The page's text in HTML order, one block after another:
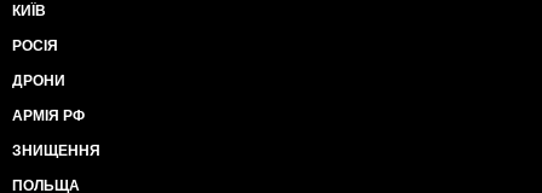
КИЇВ
РОСІЯ
ДРОНИ
АРМІЯ РФ
ЗНИЩЕННЯ
ПОЛЬЩА